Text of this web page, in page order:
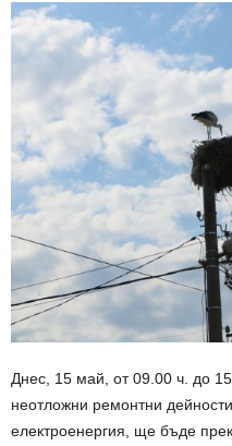
Днес, 15 май, от 09.00 ч. до
неотложни ремонтни
електроенергия, ще бъде